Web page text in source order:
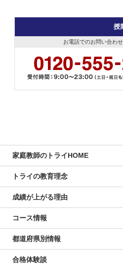
授
お電話でのお問い合わせ
家庭教師のトライHOME
トライの教育理念
成績が上がる理由
コース情報
都道府県別情報
合格体験談